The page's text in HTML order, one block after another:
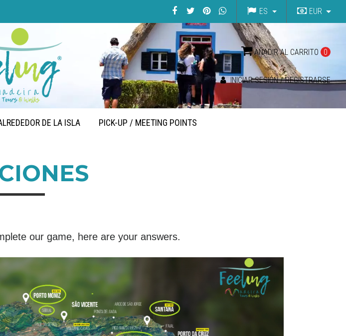
ES EUR
AÑADIR AL CARRITO 0
INICIAR SESIÓN / REGISTRARSE
DE LA ISLA PICK-UP / MEETING POINTS
our game, here are your answers.